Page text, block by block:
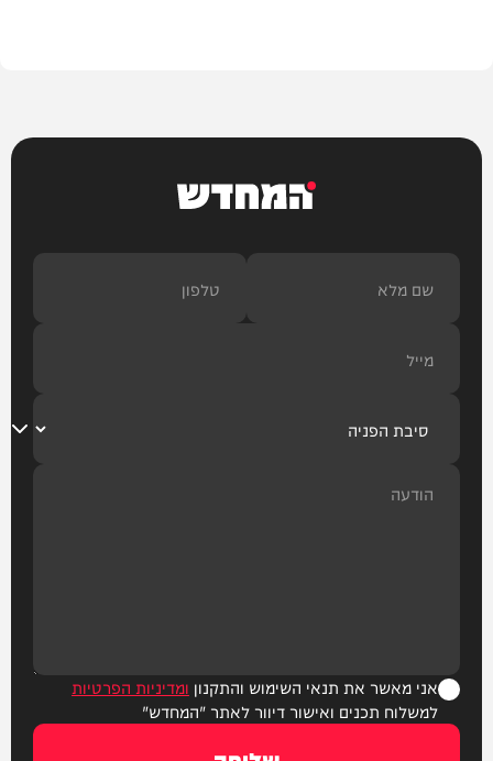
המחדש
אני מאשר את תנאי השימוש והתקנון ומדיניות הפרטיות
למשלוח תכנים ואישור דיוור לאתר "המחדש"